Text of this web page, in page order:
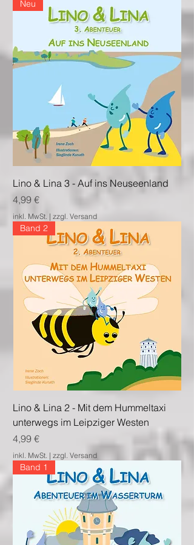
Neu
Lino & Lina 3 - Auf ins Neuseenland
Preis
4,99 €
inkl. MwSt. | zzgl. Versand
Band 2
Lino & Lina 2 - Mit dem Hummeltaxi
unterwegs im Leipziger Westen
Preis
4,99 €
inkl. MwSt. | zzgl. Versand
Band 1